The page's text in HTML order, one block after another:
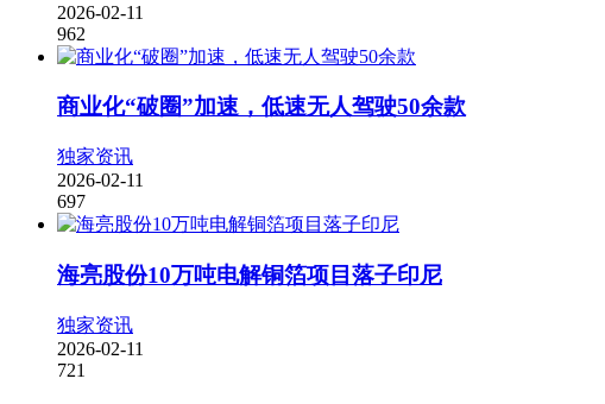
2026-02-11
962
商业化“破圈”加速，低速无人驾驶50余款
独家资讯
2026-02-11
697
海亮股份10万吨电解铜箔项目落子印尼
独家资讯
2026-02-11
721